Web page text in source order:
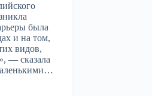
была
и на том,
видов,
— сказала